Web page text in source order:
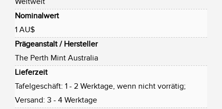
Nominalwert
1 AU$
Prägeanstalt / Hersteller
The Perth Mint Australia
Lieferzeit
Tafelgeschäft: 1 - 2 Werktage, wenn nicht vorrätig;
Versand: 3 - 4 Werktage